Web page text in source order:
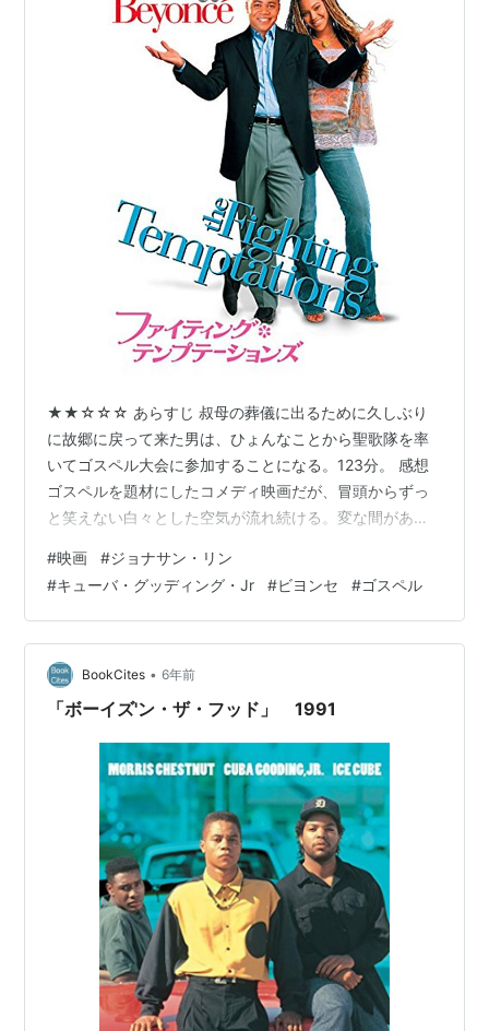
★★☆☆☆ あらすじ 叔母の葬儀に出るために久しぶり
に故郷に戻って来た男は、ひょんなことから聖歌隊を率
いてゴスペル大会に参加することになる。123分。 感想
ゴスペルを題材にしたコメディ映画だが、冒頭からずっ
と笑えない白々とした空気が流れ続ける。変な間があっ
が重い。スベり散らかしているので段々冷静になってし
まい、その間に何が駄目なのかじっくり考えてみたのだ
が、緩急がなくて終始テンポが一定であることが最大の
要因かもしれない。 ビヨンセをはじめ、フェイス・エヴ
ァンス、アンジー・ストーンらが出演し、ジャム＆ルイ
スが関わっている音楽の方も、場の空気が悪…
#映画 #ジョナサン・リン
#キューバ・グッディング・Jr #ビヨンセ #ゴスペル
BookCites • 6年前
「ボーイズ'ン・ザ・フッド」 1991